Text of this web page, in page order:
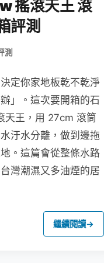
搖滾天王 滾
評測
測
定你家地板乾不乾淨
」。這次要開箱的石
天王，用 27cm 滾筒
汙水分離，做到邊拖
。這篇會從整條水路
灣潮濕又多油煙的居
繼續閱讀→